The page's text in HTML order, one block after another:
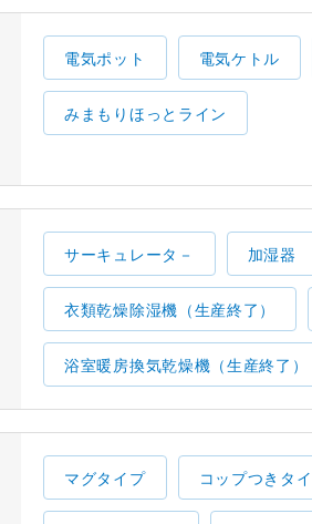
電気ポット 電気ケトル
みまもりほっとライン
サーキュレータ－ 加湿器
衣類乾燥除湿機（生産終了）
浴室暖房換気乾燥機（生産終了）
マグタイプ コップつきタ